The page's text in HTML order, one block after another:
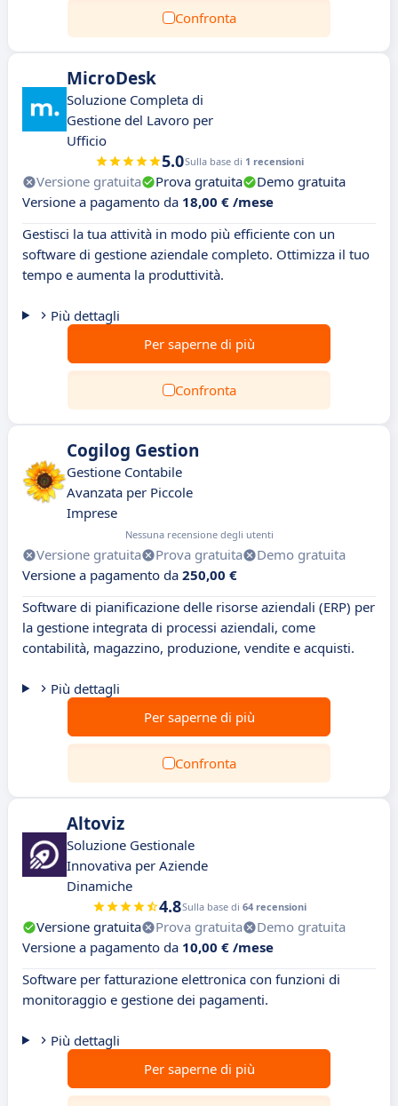
Confronta
MicroDesk
Soluzione Completa di
Gestione del Lavoro per
Ufficio
5.0Sulla base di 1 recensioni
Versione gratuita Prova gratuita
Demo gratuita
Versione a pagamento da 18,00 € /mese
Gestisci la tua attività in modo più efficiente con un
software di gestione aziendale completo. Ottimizza il tuo
tempo e aumenta la produttività.
Più dettagli
Per saperne di più
Confronta
Cogilog Gestion
Gestione Contabile
Avanzata per Piccole
Imprese
Nessuna recensione degli utenti
Versione gratuita Prova gratuita
Demo gratuita
Versione a pagamento da 250,00 €
Software di pianificazione delle risorse aziendali (ERP) per
la gestione integrata di processi aziendali, come
contabilità, magazzino, produzione, vendite e acquisti.
Più dettagli
Per saperne di più
Confronta
Altoviz
Soluzione Gestionale
Innovativa per Aziende
Dinamiche
4.8Sulla base di 64 recensioni
Versione gratuita Prova gratuita
Demo gratuita
Versione a pagamento da 10,00 € /mese
Software per fatturazione elettronica con funzioni di
monitoraggio e gestione dei pagamenti.
Più dettagli
Per saperne di più